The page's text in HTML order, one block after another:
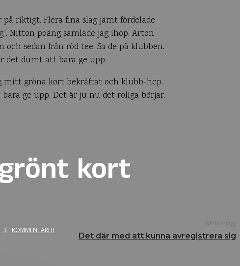
kort
3 KOMMENTARER
riktigt. Flera fina slag jämt fördelade
Nitton poäng samlade jag ihop. Arton
sedan från röd tee. Sa de på klubben.
det dumt att bara ge upp.
mitt gröna kort bekräftat och klubb-hcp.
ge upp. Det är ju nu det roliga börjar.
Det där med att kunna avregistrera sig